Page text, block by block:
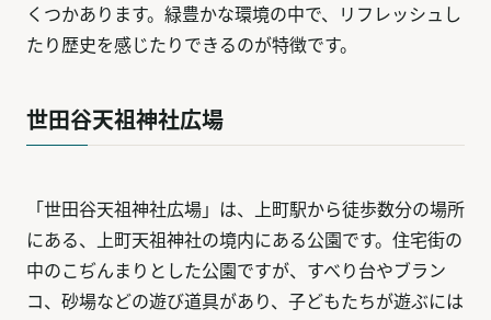
くつかあります。緑豊かな環境の中で、リフレッシュし
たり歴史を感じたりできるのが特徴です。
世田谷天祖神社広場
「世田谷天祖神社広場」は、上町駅から徒歩数分の場所
にある、上町天祖神社の境内にある公園です。住宅街の
中のこぢんまりとした公園ですが、すべり台やブラン
コ、砂場などの遊び道具があり、子どもたちが遊ぶには